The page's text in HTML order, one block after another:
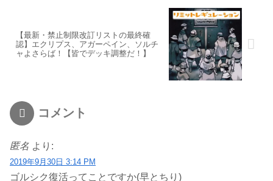
【最新・禁止制限改訂リストの最終確
認】エクリプス、アガーペイン、ソルチ
ャよさらば！【皆でデッキ調整だ！】
コメント
匿名 より:
2019年9月30日 3:14 PM
ゴルシク復活ってことですか(早とちり)